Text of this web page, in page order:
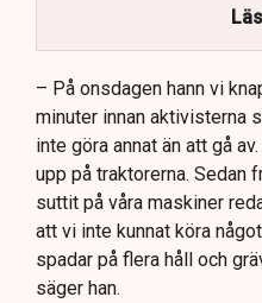
stort ekonomiskt
Dialogpolisen på plats
aktivisternas handlingar.
Frågor kvarstår om
– På onsdagen hann vi
minuter innan aktivisterna
inte göra annat än att gå
upp på traktorerna. Sedan
suttit på våra maskiner
att vi inte kunnat köra
spadar på flera håll och
säger han.